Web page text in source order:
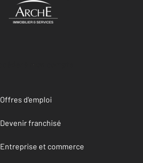
Accéder à mon compte
Offres d'emploi
Devenir franchisé
Entreprise et commerce